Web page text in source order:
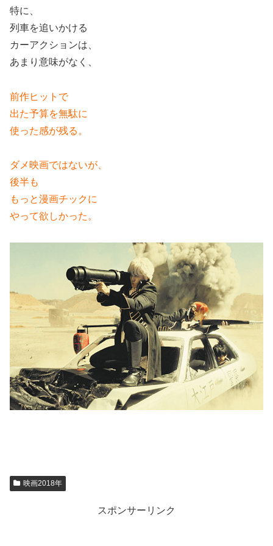
特に、
列車を追いかける
カーアクションは、
あまり意味がなく、
前作ヒットで
出た予算を無駄に
使った感が残る。
ダメ映画ではないが、
後半も
もっと漫画チックに
やって欲しかった。
映画2018年
スポンサーリンク